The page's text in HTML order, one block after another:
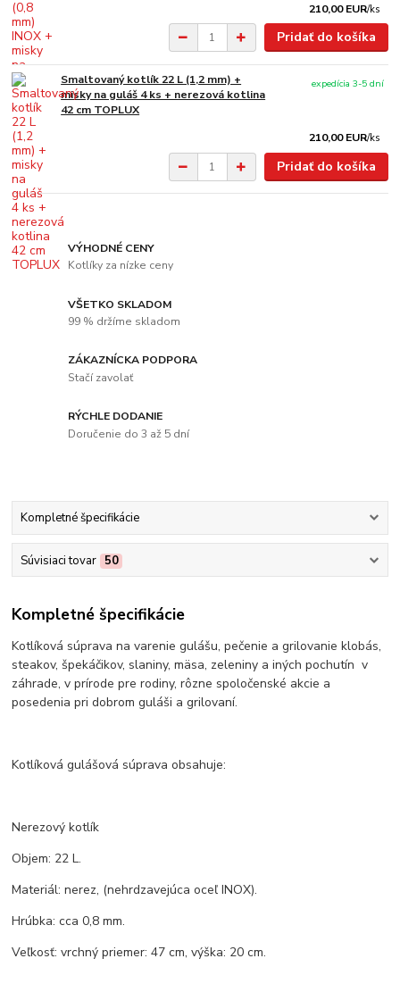
210,00 EUR/ks
Pridať do košíka
Smaltovaný kotlík 22 L (1,2 mm) +
misky na guláš 4 ks + nerezová kotlina
42 cm TOPLUX
210,00 EUR/ks
expedícia 3-5 dní
Pridať do košíka
VÝHODNÉ CENY
Kotlíky za nízke ceny
VŠETKO SKLADOM
99 % držíme skladom
ZÁKAZNÍCKA PODPORA
Stačí zavolať
RÝCHLE DODANIE
Doručenie do 3 až 5 dní
Kompletné špecifikácie
Súvisiaci tovar 50
Kompletné špecifikácie
Kotlíková súprava na varenie gulášu, pečenie a grilovanie klobás,
steakov, špekáčikov, slaniny, mäsa, zeleniny a iných pochutín v
záhrade, v prírode pre rodiny, rôzne spoločenské akcie a
posedenia pri dobrom guláši a grilovaní.
Kotlíková gulášová súprava obsahuje:
Nerezový kotlík
Objem: 22 L.
Materiál: nerez, (nehrdzavejúca oceľ INOX).
Hrúbka: cca 0,8 mm.
Veľkosť: vrchný priemer: 47 cm, výška: 20 cm.